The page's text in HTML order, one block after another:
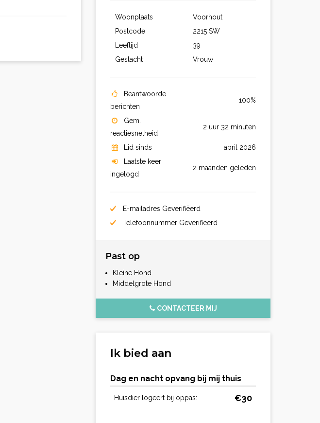
Woonplaats
Voorhout
Postcode
2215 SW
Leeftijd
39
Geslacht
Vrouw
Beantwoorde
berichten
100%
Gem.
reactiesnelheid
2 uur 32 minuten
Lid sinds
april 2026
Laatste keer
ingelogd
2 maanden geleden
E-mailadres Geverifiëerd
Telefoonnummer Geverifiëerd
Past op
Kleine Hond
Middelgrote Hond
CONTACTEER MIJ
Ik bied aan
Dag en nacht opvang bij mij thuis
Huisdier logeert bij oppas: €30